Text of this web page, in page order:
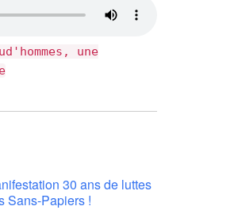
une
30 ans de luttes
Sans-Papiers !